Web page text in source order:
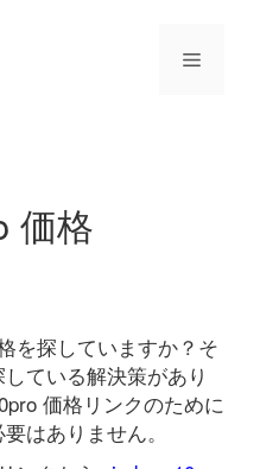
メ
価格
を探していますか？そ
ている解決策があり
価格リンクのために
はありません。